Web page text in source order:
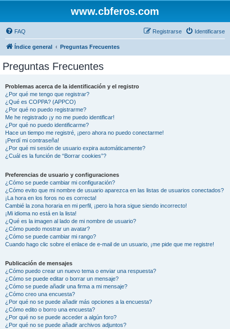
www.cbferos.com
FAQ Identificarse
Registrarse
Índice general Preguntas Frecuentes
Preguntas Frecuentes
Problemas acerca de la identificación y el registro
¿Por qué me tengo que registrar?
¿Qué es COPPA? (APPCO)
¿Por qué no puedo registrarme?
Me he registrado ¡y no me puedo identificar!
¿Por qué no puedo identificarme?
Hace un tiempo me registré, ¡pero ahora no puedo conectarme!
¡Perdí mi contraseña!
¿Por qué mi sesión de usuario expira automáticamente?
¿Cuál es la función de “Borrar cookies”?
Preferencias de usuario y configuraciones
¿Cómo se puede cambiar mi configuración?
¿Cómo evito que mi nombre de usuario aparezca en las listas de usuarios conectados?
¡La hora en los foros no es correcta!
Cambié la zona horaria en mi perfil, ¡pero la hora sigue siendo incorrecto!
¡Mi idioma no está en la lista!
¿Qué es la imagen al lado de mi nombre de usuario?
¿Cómo puedo mostrar un avatar?
¿Cómo se puede cambiar mi rango?
Cuando hago clic sobre el enlace de e-mail de un usuario, ¡me pide que me registre!
Publicación de mensajes
¿Cómo puedo crear un nuevo tema o enviar una respuesta?
¿Cómo se puede editar o borrar un mensaje?
¿Cómo se puede añadir una firma a mi mensaje?
¿Cómo creo una encuesta?
¿Por qué no se puede añadir más opciones a la encuesta?
¿Cómo edito o borro una encuesta?
¿Por qué no se puede acceder a algún foro?
¿Por qué no se puede añadir archivos adjuntos?